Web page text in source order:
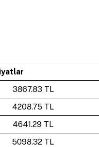
3867.83 TL
4208.75 TL
4641.29 TL
5098.32 TL